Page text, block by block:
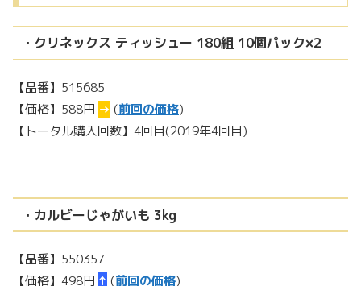
・クリネックス ティッシュー 180組 10個パック×2
【品番】515685
【価格】588円 → (前回の価格)
【トータル購入回数】4回目(2019年4回目)
・カルビーじゃがいも 3kg
【品番】550357
【価格】498円 ↑ (前回の価格)